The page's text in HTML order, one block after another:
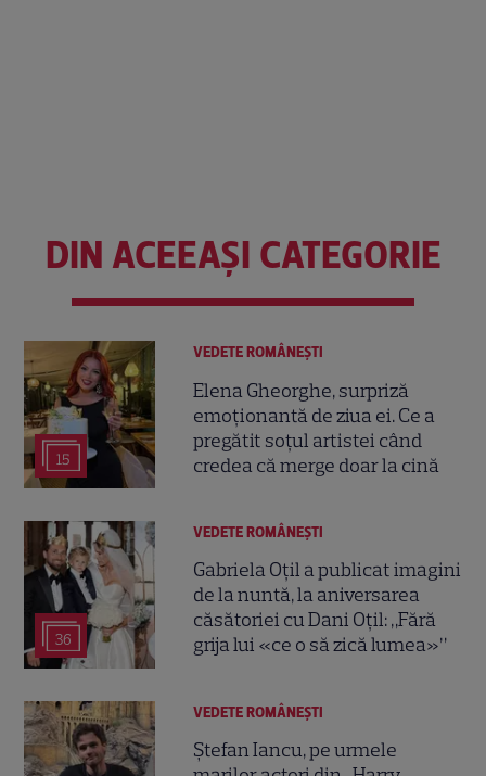
DIN ACEEAȘI CATEGORIE
15
VEDETE ROMÂNEŞTI
Elena Gheorghe, surpriză
emoționantă de ziua ei. Ce a
pregătit soțul artistei când
credea că merge doar la cină
36
VEDETE ROMÂNEŞTI
Gabriela Oțil a publicat imagini
de la nuntă, la aniversarea
căsătoriei cu Dani Oțil: „Fără
grija lui «ce o să zică lumea»”
VEDETE ROMÂNEŞTI
Ștefan Iancu, pe urmele